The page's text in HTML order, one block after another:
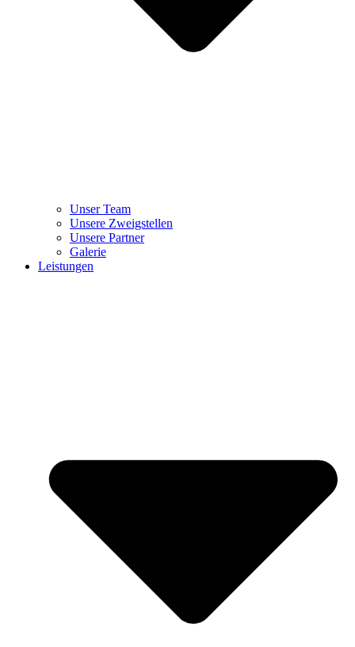
Unser Team
Unsere Zweigstellen
Unsere Partner
Galerie
Leistungen